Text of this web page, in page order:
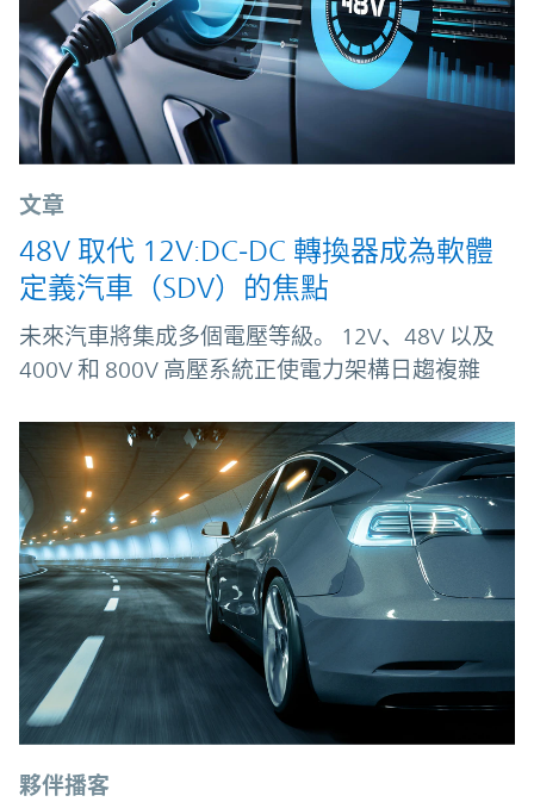
文章
48V 取代 12V:DC‑DC 轉換器成為軟體
定義汽車（SDV）的焦點
未來汽車將集成多個電壓等級。 12V、48V 以及
400V 和 800V 高壓系統正使電力架構日趨複雜
夥伴播客